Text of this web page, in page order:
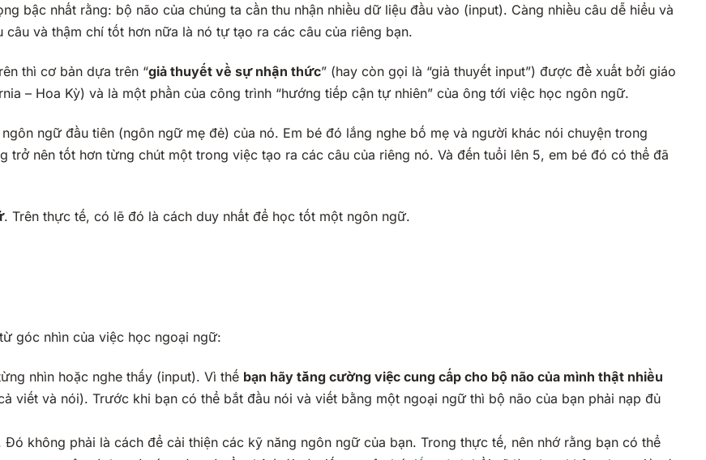
bậc nhất rằng: bộ não của chúng ta cần thu nhận nhiều dữ liệu đầu vào (input). Càng nhiều câu dễ hiểu và
và thậm chí tốt hơn nữa là nó tự tạo ra các câu của riêng bạn.
thì cơ bản dựa trên “giả thuyết về sự nhận thức” (hay còn gọi là “giả thuyết input”) được đề xuất bởi giáo
– Hoa Kỳ) và là một phần của công trình “hướng tiếp cận tự nhiên” của ông tới việc học ngôn ngữ.
ngữ đầu tiên (ngôn ngữ mẹ đẻ) của nó. Em bé đó lắng nghe bố mẹ và người khác nói chuyện trong
trở nên tốt hơn từng chút một trong việc tạo ra các câu của riêng nó. Và đến tuổi lên 5, em bé đó có thể đã
. Trên thực tế, có lẽ đó là cách duy nhất để học tốt một ngôn ngữ.
góc nhìn của việc học ngoại ngữ:
nhìn hoặc nghe thấy (input). Vì thế bạn hãy tăng cường việc cung cấp cho bộ não của mình thật nhiều
viết và nói). Trước khi bạn có thể bắt đầu nói và viết bằng một ngoại ngữ thì bộ não của bạn phải nạp đủ
Đó không phải là cách để cải thiện các kỹ năng ngôn ngữ của bạn. Trong thực tế, nên nhớ rằng bạn có thể